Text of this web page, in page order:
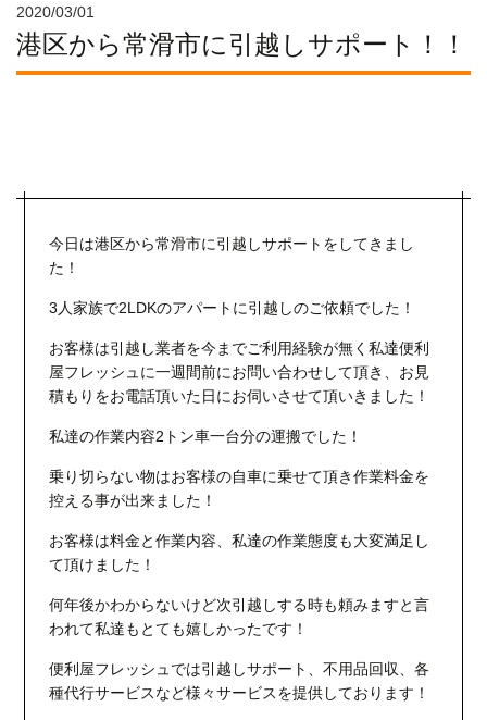
2020/03/01
港区から常滑市に引越しサポート！！
今日は港区から常滑市に引越しサポートをしてきまし
た！
3人家族で2LDKのアパートに引越しのご依頼でした！
お客様は引越し業者を今までご利用経験が無く私達便利
屋フレッシュに一週間前にお問い合わせして頂き、お見
積もりをお電話頂いた日にお伺いさせて頂いきました！
私達の作業内容2トン車一台分の運搬でした！
乗り切らない物はお客様の自車に乗せて頂き作業料金を
控える事が出来ました！
お客様は料金と作業内容、私達の作業態度も大変満足し
て頂けました！
何年後かわからないけど次引越しする時も頼みますと言
われて私達もとても嬉しかったです！
便利屋フレッシュでは引越しサポート、不用品回収、各
種代行サービスなど様々サービスを提供しております！